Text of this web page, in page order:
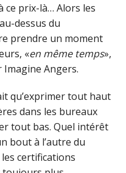
ce prix-là… Alors les
dessus du
prendre un moment
«en même temps»,
Imagine Angers.
qu’exprimer tout haut
dans les bureaux
tout bas. Quel intérêt
bout à l’autre du
certifications